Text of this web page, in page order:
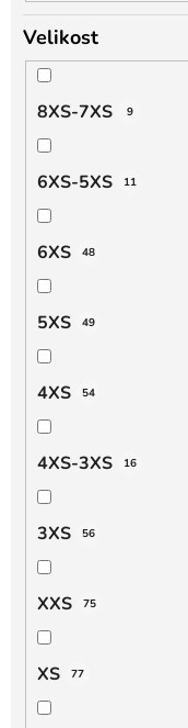
Velikost
8XS-7XS 9
6XS-5XS 11
6XS 48
5XS 49
4XS 54
4XS-3XS 16
3XS 56
XXS 75
XS 77